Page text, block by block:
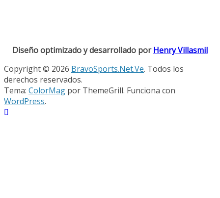
Diseño optimizado y desarrollado porHenry Villasmil
Copyright © 2026 BravoSports.Net.Ve. Todos los
derechos reservados.
Tema: ColorMag por ThemeGrill. Funciona con
WordPress.